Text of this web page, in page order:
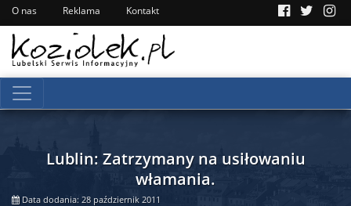
O nas Reklama Kontakt
Lublin: Zatrzymany na usiłowaniu
włamania.
Data dodania: 28 październik 2011